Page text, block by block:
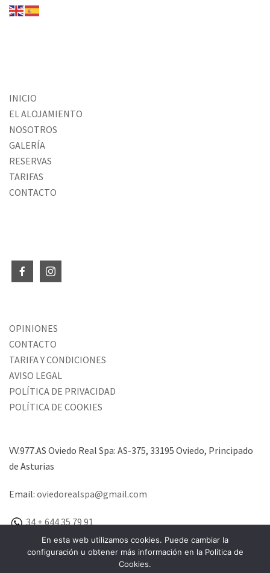
INICIO
EL ALOJAMIENTO
NOSOTROS
GALERÍA
RESERVAS
TARIFAS
CONTACTO
OPINIONES
CONTACTO
TARIFA Y CONDICIONES
AVISO LEGAL
POLÍTICA DE PRIVACIDAD
POLÍTICA DE COOKIES
VV.977.AS Oviedo Real Spa: AS-375, 33195 Oviedo, Principado
de Asturias
Email: oviedorealspa@gmail.com
34 + 644 35 79 91
Copyright © 2019 OVIEDO REAL SPA
En esta web utilizamos cookies. Puede cambiar la
configuración u obtener más información en la Política de
Cookies.